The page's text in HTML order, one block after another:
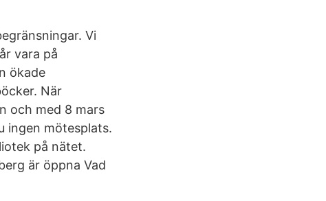
Vi
vara på
ökade
När
och med 8 mars
ingen mötesplats.
på nätet.
är öppna Vad